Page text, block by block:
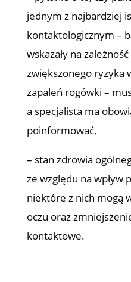
jednym z najbardziej
kontaktologicznym –
wskazały na
zwiększonego ryzyka
zapaleń rogówki –
a specjalista ma
poinformować,
– stan zdrowia
ze względu na wpływ
niektóre z nich mogą
oczu oraz
kontaktowe.